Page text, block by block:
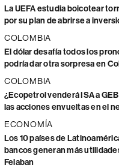
La UEFA estudia boicotear
por su plan de abrirse a
COLOMBIA
El dólar desafía todos los
podría dar otra sorpresa en
COLOMBIA
¿Ecopetrol venderá ISA a
las acciones envueltas en el
ECONOMÍA
Los 10 países de
bancos generan más
Felaban